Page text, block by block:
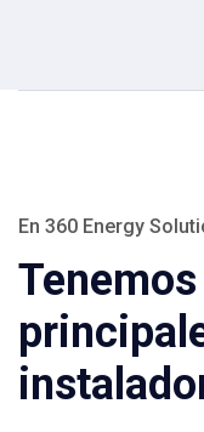
En 360 Energy